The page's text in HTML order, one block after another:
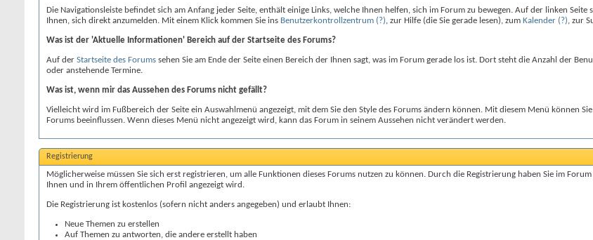
Die Navigationsleiste befindet sich am Anfang jeder Seite, enthält einige Links, welche Ihnen helfen, sich im Forum zu bewegen. Auf der linken
Ihnen, sich direkt anzumelden. Mit einem Klick kommen Sie ins Benutzerkontrollzentrum (?), zur Hilfe (die Sie gerade lesen), zum Kalender (?), zur
Was ist der 'Aktuelle Informationen' Bereich auf der Startseite des Forums?
Auf der Startseite des Forums sehen Sie am Ende der Seite einen Bereich der Ihnen sagt, was im Forum gerade los ist. Dort steht die Anzahl der
oder anstehende Termine.
Was ist, wenn mir das Aussehen des Forums nicht gefällt?
Vielleicht wird im Fußbereich der Seite ein Auswahlmenü angezeigt, mit dem Sie den Style des Forums ändern können. Mit diesem Menü können
Forums beeinflussen. Wenn dieses Menü nicht angezeigt wird, kann das Forum in seinem Aussehen nicht verändert werden.
Registrierung
Möglicherweise müssen Sie sich erst registrieren, um alle Funktionen dieses Forums nutzen zu können. Durch die Registrierung haben Sie im
Ihnen und in Ihrem öffentlichen Profil angezeigt wird.
Die Registrierung ist kostenlos (sofern nicht anders angegeben) und erlaubt Ihnen:
Neue Themen zu erstellen
Auf Themen zu antworten, die andere erstellt haben